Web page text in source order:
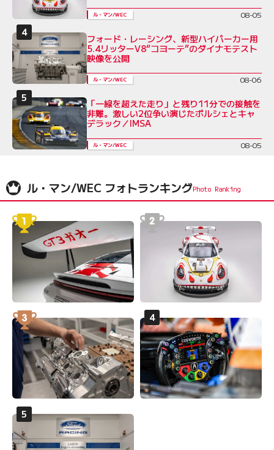
ル・マン/WEC 08-05
フォード・レーシング、新型ハイパーカー用
5.4リッターV8“コヨーテ”のダイナモテスト
映像を公開
ル・マン/WEC 08-06
「一線を超えた走り」と残り11分での接触を
非難。激しい2位争い演じたポルシェとキャ
デラック／IMSA
ル・マン/WEC 08-05
ル・マン/WEC フォトランキング